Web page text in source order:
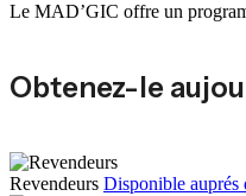
Le MAD’GIC offre un
Obtenez-le
Revendeurs Disponible auprés